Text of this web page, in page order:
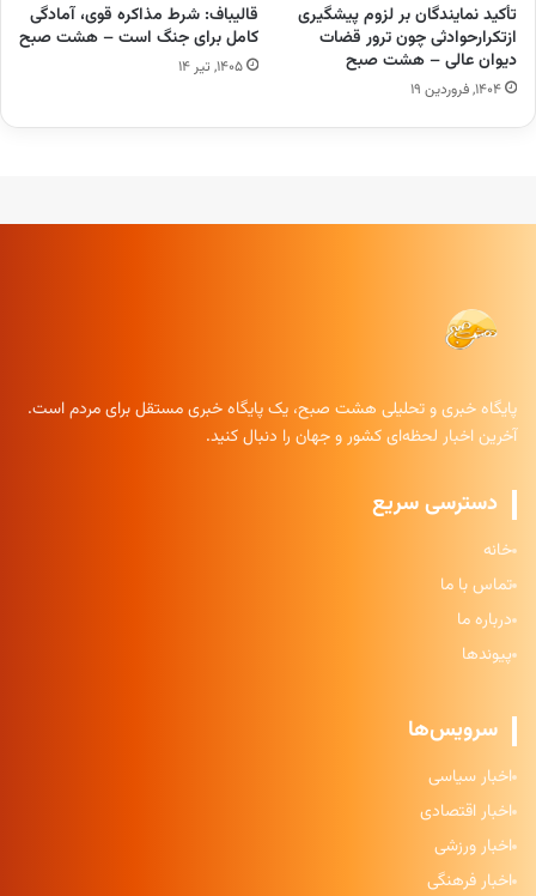
تأکید نمایندگان بر لزوم پیشگیری
ازتکرارحوادثی چون ترور قضات
دیوان عالی – هشت صبح
۱۴۰۴, فروردین ۱۹
قالیباف: شرط مذاکره قوی، آمادگی
کامل برای جنگ است – هشت صبح
۱۴۰۵, تیر ۱۴
پایگاه خبری و تحلیلی هشت صبح، یک پایگاه خبری مستقل برای مردم است.
آخرین اخبار لحظه‌ای کشور و جهان را دنبال کنید.
دسترسی سریع
خانه
تماس با ما
درباره ما
پیوندها
سرویس‌ها
اخبار سیاسی
اخبار اقتصادی
اخبار ورزشی
اخبار فرهنگی